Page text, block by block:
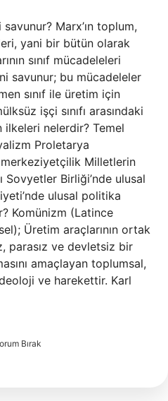
Marx’ın toplum,
yani bir bütün olarak
sınıf mücadeleleri
savunur; bu mücadeleler
sınıf ile üretim için
işçi sınıfı arasındaki
ilkeleri nelerdir? Temel
Proletarya
Milletlerin
Birliği’nde ulusal
ulusal politika
Komünizm (Latince
Üretim araçlarının ortak
parasız ve devletsiz bir
amaçlayan toplumsal,
ve harekettir. Karl
Bırak